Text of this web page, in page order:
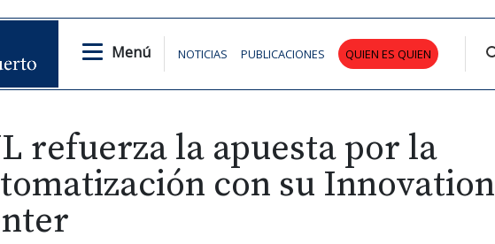
Menú NOTICIAS PUBLICACIONES QUIEN ES QUIEN
refuerza la apuesta por la
con su Innovation